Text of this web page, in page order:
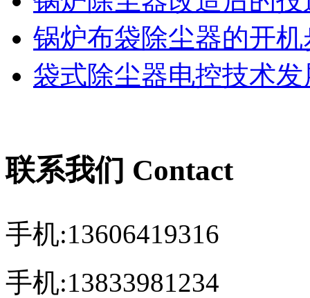
锅炉布袋除尘器的开机
袋式除尘器电控技术发
联系我们 Contact
手机:13606419316
手机:13833981234